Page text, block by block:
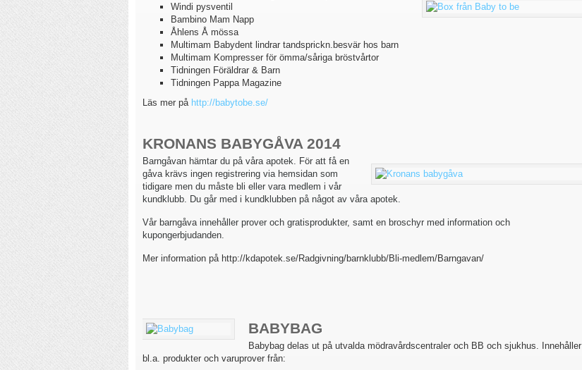
Windi pysventil
Bambino Mam Napp
Åhlens Å mössa
Multimam Babydent lindrar tandsprickn.besvär hos barn
Multimam Kompresser för ömma/såriga bröstvårtor
Tidningen Föräldrar & Barn
Tidningen Pappa Magazine
Läs mer på http://babytobe.se/
KRONANS BABYGÅVA 2014
Barngåvan hämtar du på våra apotek. För att få en
gåva krävs ingen registrering via hemsidan som
tidigare men du måste bli eller vara medlem i vår
kundklubb. Du går med i kundklubben på något av våra apotek.
Vår barngåva innehåller prover och gratisprodukter, samt en broschyr med information och
kupongerbjudanden.
Mer information på http://kdapotek.se/Radgivning/barnklubb/Bli-medlem/Barngavan/
BABYBAG
Babybag delas ut på utvalda mödravårdscentraler och BB och sjukhus. Innehåller
bl.a. produkter och varuprover från: